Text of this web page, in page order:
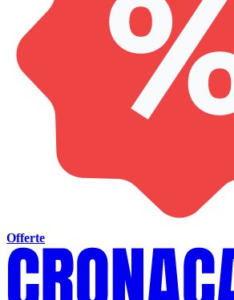
Offerte